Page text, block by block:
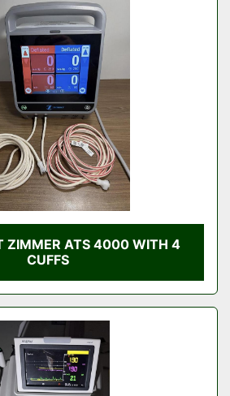
ZIMMER ATS 4000 WITH 4
CUFFS